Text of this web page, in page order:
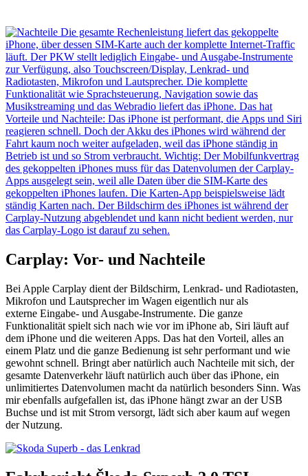
Carplay: Vor- und Nachteile
Bei Apple Carplay dient der Bildschirm, Lenkrad- und Radiotasten,
Mikrofon und Lautsprecher im Wagen eigentlich nur als
externe Eingabe- und Ausgabe-Instrumente. Die ganze
Funktionalität spielt sich nach wie vor im iPhone ab, Siri läuft auf
dem iPhone und die weiteren Apps. Das hat den Vorteil, alles an
einem Platz und die ganze Bedienung ist sehr performant und wie
gewohnt schnell. Bringt aber natürlich auch Nachteile mit sich, der
gesamte Datenverkehr läuft natürlich auch über das iPhone, ein
unlimitiertes Datenvolumen macht da natürlich besonders Sinn. Was
mir ebenfalls aufgefallen ist, das iPhone hängt zwar an der USB
Buchse und ist mit Strom versorgt, lädt sich aber kaum auf wegen
der Nutzung.